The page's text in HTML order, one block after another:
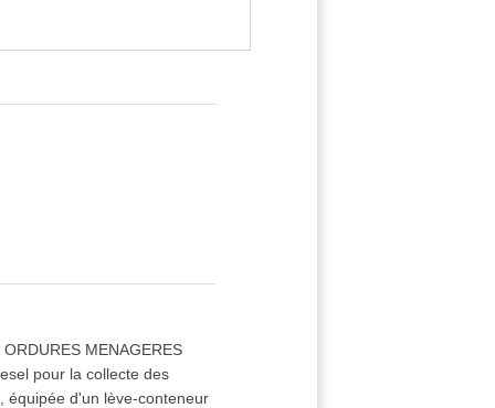
MENAGERES
pour la collecte des
équipée d'un lève-conteneur